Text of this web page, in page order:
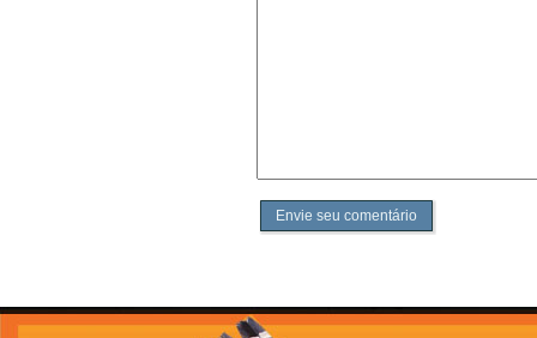
Envie seu comentário